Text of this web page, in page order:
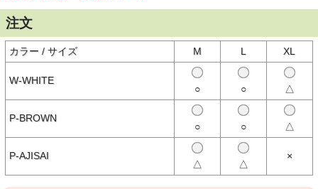
（単位：cm）
【商品説明】
グラフィックアーティスト"Kads MIIDA"氏が生み出したマスコット
キャラクター、"Good On Boy"の姿をあしらったプリントTシャツ。
三人並んだキャラクターはそれぞれ70's、80's、現在の三世代の着こ
なしを(＝THREE GENERATION)を表現しています。
使用しているＴシャツはS/S CREW TEE。
着応えのある生地感と風合いのある色がシンプルなプリントをさらに
擦れた色合いが特徴的なピグメント染め（Pigment dye）のTシャツ
は、風合い感とステッチ部分のアタリが古着のような雰囲気を醸し出
し、着用と洗濯を繰り返すことでさらに色褪せしていくエイジングを
注文
カラー / サイズ M L XL
W-WHITE
○
○ △
P-BROWN
○
○ △
P-AJISAI
△
△
×